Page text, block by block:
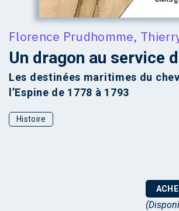
Florence Prudhomme,
Un dragon au service
Les destinées maritimes du
l’Espine de 1778 à 1793
Histoire